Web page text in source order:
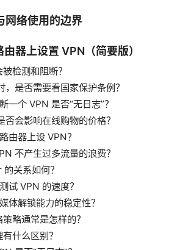
网络使用的边界
器上设置 VPN（简要版）
检测和阻断？
，是否需要看国家保护条例？
一个 VPN 是否“无日志”？
否会影响在线购物的价格？
由器上设 VPN？
不产生过多流量的浪费？
关系如何？
试 VPN 的速度？
体解锁能力的稳定性？
略通常是怎样的？
什么区别？